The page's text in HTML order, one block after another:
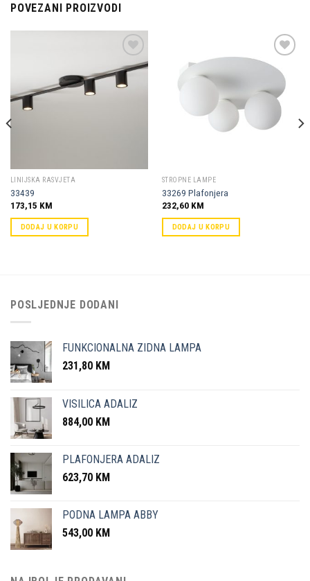
POVEZANI PROIZVODI
Dodaj u
LINIJSKA RASVJETA
33439
173,15 KM
DODAJ U KORPU
Dodaj u
omiljene
STROPNE LAMPE
33269 Plafonjera
232,60 KM
DODAJ U KORPU
POSLJEDNJE DODANI
FUNKCIONALNA ZIDNA LAMPA
231,80 KM
VISILICA ADALIZ
884,00 KM
PLAFONJERA ADALIZ
623,70 KM
PODNA LAMPA ABBY
543,00 KM